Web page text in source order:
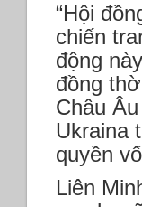
“Hội
chiến
động
đồng
Châu
Ukraina
quyền
Liên